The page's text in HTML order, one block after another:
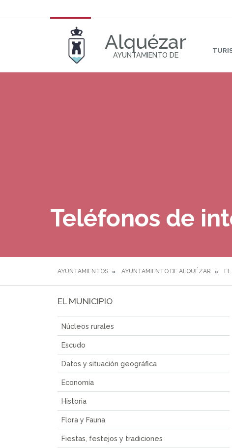
Alquézar
AYUNTAMIENTO DE
Teléfonos de
AYUNTAMIENTOS AYUNTAMIENTO DE ALQUÉZAR
EL MUNICIPIO
Núcleos rurales
Escudo
Datos y situación geográfica
Economía
Historia
Flora y Fauna
Fiestas, festejos y tradiciones